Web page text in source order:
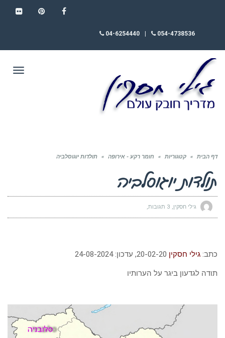
054-4738536
04-6254440
דף הבית » קטגוריות » חומר רקע - אירופה » תולדות יוגוסלביה
תולדות יוגוסלביה
גילי חסקין 3 תגובות
כתב: גילי חסקין
תודה לגדעון ביגר על הערותיו